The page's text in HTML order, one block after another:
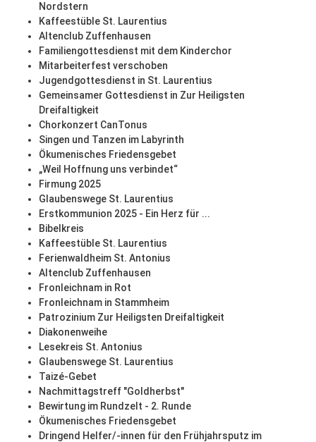
Nordstern
Kaffeestüble St. Laurentius
Altenclub Zuffenhausen
Familiengottesdienst mit dem Kinderchor
Mitarbeiterfest verschoben
Jugendgottesdienst in St. Laurentius
Gemeinsamer Gottesdienst in Zur Heiligsten
Dreifaltigkeit
Chorkonzert CanTonus
Singen und Tanzen im Labyrinth
Ökumenisches Friedensgebet
„Weil Hoffnung uns verbindet“
Firmung 2025
Glaubenswege St. Laurentius
Erstkommunion 2025 - Ein Herz für ...
Bibelkreis
Kaffeestüble St. Laurentius
Ferienwaldheim St. Antonius
Altenclub Zuffenhausen
Fronleichnam in Rot
Fronleichnam in Stammheim
Patrozinium Zur Heiligsten Dreifaltigkeit
Diakonenweihe
Lesekreis St. Antonius
Glaubenswege St. Laurentius
Taizé-Gebet
Nachmittagstreff "Goldherbst"
Bewirtung im Rundzelt - 2. Runde
Ökumenisches Friedensgebet
Dringend Helfer/-innen für den Frühjahrsputz im